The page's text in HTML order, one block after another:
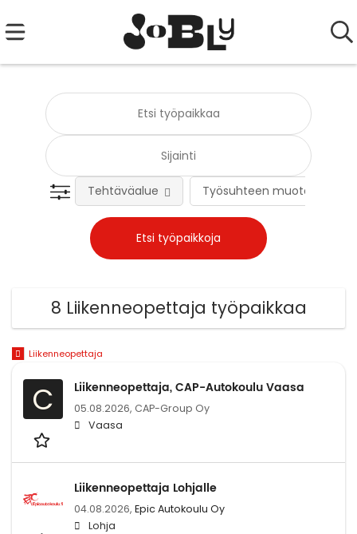
Työsuhteen muoto
Tehtäväalue
8 Liikenneopettaja työpaikkaa
Liikenneopettaja
C Liikenneopettaja, CAP-Autokoulu Vaasa
05.08.2026, CAP-Group Oy
Vaasa
Liikenneopettaja Lohjalle
04.08.2026, Epic Autokoulu Oy
Lohja